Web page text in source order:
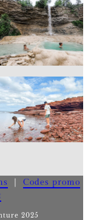
Codes promo
2025